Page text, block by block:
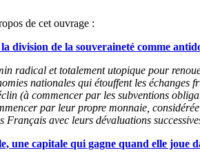
de cet ouvrage :
division de la souveraineté comme
radical et totalement utopique pour
nationales qui étouffent les échanges
(à commencer par les subventions
par leur propre monnaie,
avec leurs dévaluations
une capitale qui gagne quand elle joue